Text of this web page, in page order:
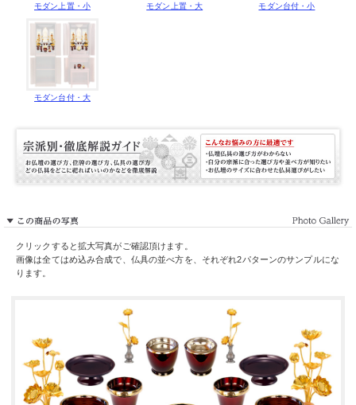
モダン上置・小 モダン上置・大 モダン台付・小
モダン台付・大
クリックすると拡大写真がご確認頂けます。
画像は全てはめ込み合成で、仏具の並べ方を、それぞれ2パターンのサンプルにな
ります。